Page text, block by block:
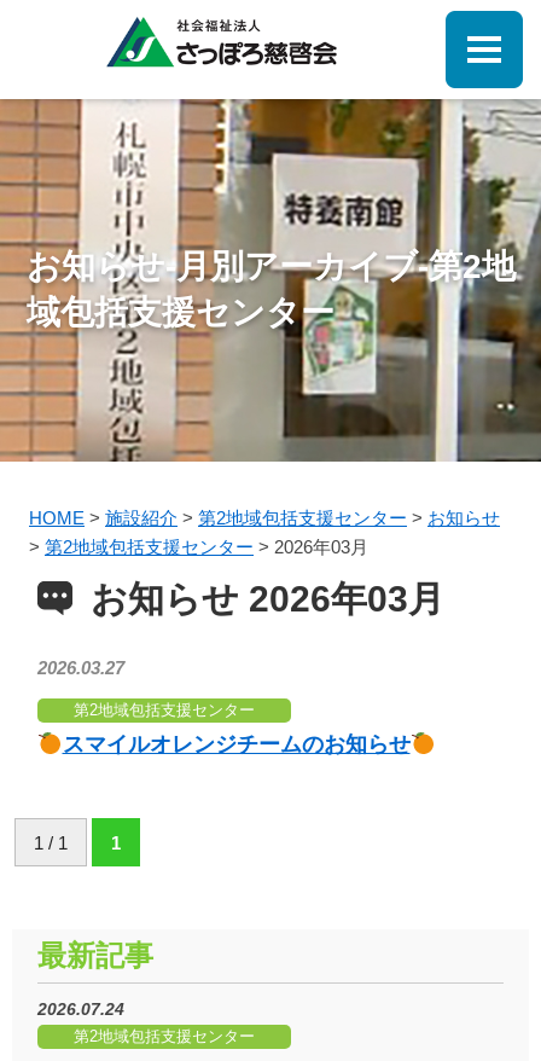
お知らせ-月別アーカイブ-第2地
域包括支援センター
HOME > 施設紹介 > 第2地域包括支援センター > お知らせ
> 第2地域包括支援センター > 2026年03月
お知らせ 2026年03月
2026.03.27
第2地域包括支援センター
️スマイルオレンジチームのお知らせ
1 / 1 1
最新記事
2026.07.24
第2地域包括支援センター